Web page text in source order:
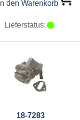
In den Warenkorb
Lieferstatus:
18-7283